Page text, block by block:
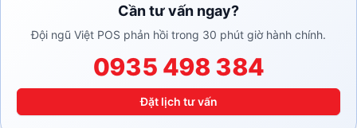
Cần tư vấn ngay?
Đội ngũ Việt POS phản hồi trong 30 phút giờ hành chính.
0935 498 384
Đặt lịch tư vấn